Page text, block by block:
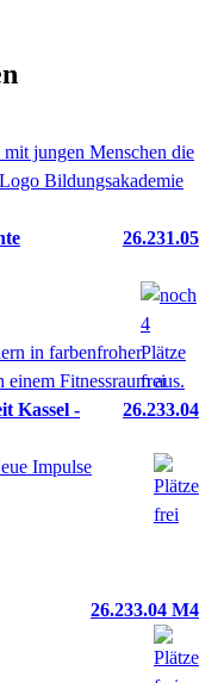
26.231.05
Kassel -
26.233.04
Impulse
26.233.04 M4